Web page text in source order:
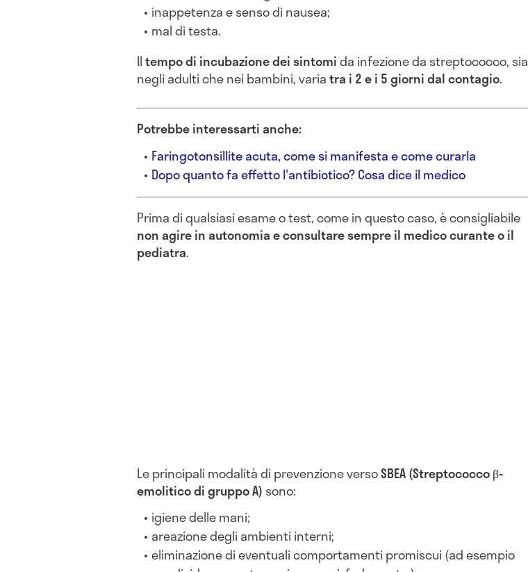
inappetenza e senso di nausea;
mal di testa.
Iltempo di incubazione dei sintomida infezione da streptococco, sia
negli adulti che nei bambini, variatra i 2 e i 5 giorni dal contagio.
Potrebbe interessarti anche:
Faringotonsillite acuta, come si manifesta e come curarla
Dopo quanto fa effetto l'antibiotico? Cosa dice il medico
Prima di qualsiasi esame o test, come in questo caso, è consigliabile
non agire in autonomia e consultare sempre il medico curante o il
pediatra.
Le principali modalità di prevenzione versoSBEA (Streptococco β-
emolitico di gruppo A) sono:
igiene delle mani;
areazione degli ambienti interni;
eliminazione di eventuali comportamenti promiscui (ad esempio